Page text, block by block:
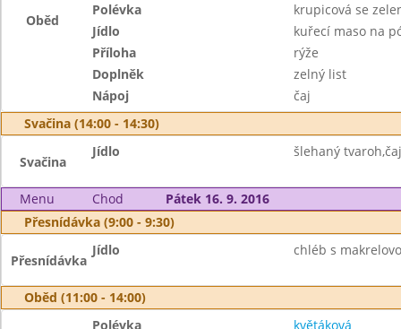
Oběd
Polévka
krupicová se
Jídlo
kuřecí maso na
Příloha
rýže
Doplněk
zelný list
Nápoj
čaj
Svačina (14:00 - 14:30)
Svačina
Jídlo šlehaný tvaroh,čaj
Menu Chod
Pátek 16. 9. 2016
Přesnídávka (9:00 - 9:30)
Přesnídávka
Jídlo chléb s
Oběd (11:00 - 14:00)
Polévka květáková